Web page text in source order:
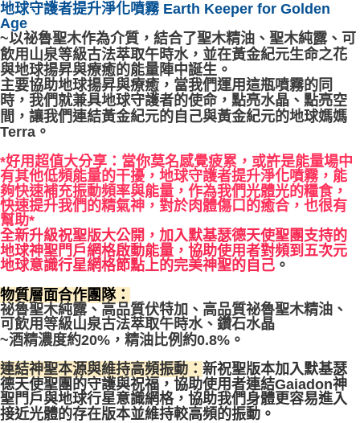
地球守護者提升淨化噴霧 Earth Keeper for Golden
Age
~以祕魯聖木作為介質，結合了聖木精油、聖木純露、可
飲用山泉等級古法萃取午時水，並在黃金紀元生命之花
與地球揚昇與療癒的能量陣中誕生。
主要協助地球揚昇與療癒，當我們運用這瓶噴霧的同
時，我們就兼具地球守護者的使命，點亮水晶、點亮空
間，讓我們連結黃金紀元的自己與黃金紀元的地球媽媽
Terra。
*好用超值大分享：當你莫名感覺疲累，或許是能量場中
有其他低頻能量的干擾，地球守護者提升淨化噴霧，能
夠快速補充振動頻率與能量，作為我們光體光的糧食，
快速提升我們的精氣神，對於肉體傷口的癒合，也很有
幫助*
全新升級祝聖版大公開，加入默基瑟德天使聖團支持的
地球神聖門戶網格啟動能量，協助使用者對頻到五次元
地球意識行星網格節點上的完美神聖的自己 。
物質層面合作團隊：
祕魯聖木純露、 高品質伏特加、高品質祕魯聖木精油、
可飲用等級山泉古法萃取午時水、鑽石水晶
~酒精濃度約20%，精油比例約0.8%。
連結神聖本源與維持高頻振動： 新祝聖版本加入默基瑟
德天使聖團的守護與祝福，協助使用者連結Gaiadon神
聖門戶與地球行星意識網格，協助我們身體更容易進入
接近光體的存在版本並維持較高頻的振動。